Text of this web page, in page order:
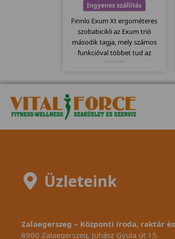
Ingyenes szállítás
Finnlo Exum Xt ergométeres
szobabicikli az Exum trió
második tagja, mely számos
funkcióval többet tud az
ezáltal szintén 150kg-os
teherbírással rendelkezik....
Üzleteink
Zalaegerszeg – Központi iroda, raktár
8900 Zalaegerszeg, Juhász Gyula út 15.